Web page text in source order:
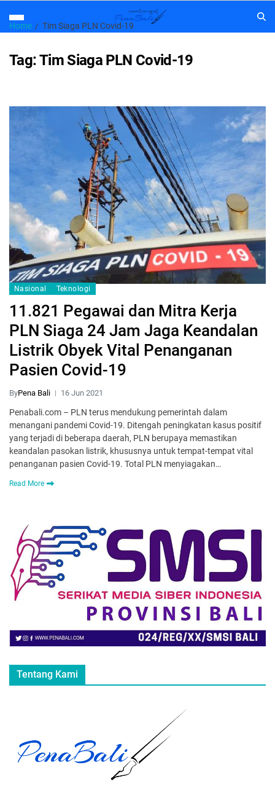
Home Tim Siaga PLN Covid-19
Tag:Tim Siaga PLN Covid-19
Nasional Teknologi
11.821 Pegawai dan Mitra Kerja
PLN Siaga 24 Jam Jaga Keandalan
Listrik Obyek Vital Penanganan
Pasien Covid-19
ByPena Bali 16 Jun 2021
Penabali.com – PLN terus mendukung pemerintah dalam
menangani pandemi Covid-19. Ditengah peningkatan kasus positif
yang terjadi di beberapa daerah, PLN berupaya memastikan
keandalan pasokan listrik, khususnya untuk tempat-tempat vital
penanganan pasien Covid-19. Total PLN menyiagakan…
Read More
Tentang Kami